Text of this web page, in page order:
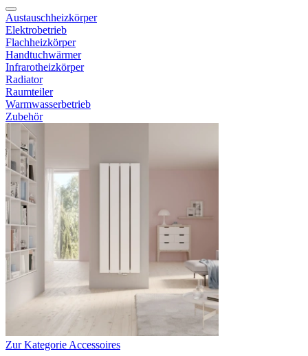
Austauschheizkörper
Elektrobetrieb
Flachheizkörper
Handtuchwärmer
Infrarotheizkörper
Radiator
Raumteiler
Warmwasserbetrieb
Zubehör
Zur Kategorie Accessoires